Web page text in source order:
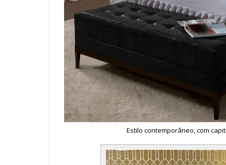
Estilo contemporâneo, com